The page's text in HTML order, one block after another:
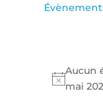
for
21
Notice
Aucun
mai